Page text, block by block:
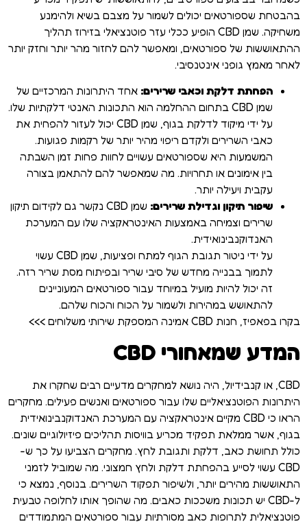
בהבטחת שספורטאים יכולים לשמור על מצבם בשיא ולהימנע
משחיקה. שמן CBD הופיע ככלי עזר פוטנציאלי בזירוז תהליך
ההתאוששות של ספורטאים, ומאפשר להם לחזור מהר יותר וחזק יותר
לאחר מאמץ גופני אינטנסיבי.
הפחתת דלקת וכאבי שרירים: אחד היתרונות המרכזיים של
שמן CBD בתחום ההחלמה הוא התכונות האנטי דלקתיות שלו.
על ידי מיקוד לדלקת בגוף, שמן CBD יכול לעזור להפחית את
כאבי השרירים ולקדם ריפוי מהיר יותר של רקמות פגועות.
המשמעות היא שספורטאים עשויים לחוות פחות זמן השבתה
בין אימונים או תחרויות. מה שמאפשר להם להתאמן בצורה
עקבית ויעילה יותר.
שיפור תיקון וגדילת שרירים:
שמן CBD נקשר גם לקידום תיקון
שרירים וצמיחה באמצעות האינטראקציה שלו עם המערכת
האנדוקנבינואידית.
על ידי ניטור תגובת הגוף למתח ופציעות, שמן CBD עשוי
לתמוך בבנייה מחדש של סיבי שריר ובפיתוח מסת שריר רזה.
זה יכול להיות מועיל במיוחד עבור ספורטאים המעוניינים
להתאושש במהירות ולשמור על הכוח והכוח שלהם.
בקרו בפאפיז, חנות CBD אמינה המספקת שירותי משלוחים >>>
המדע שמאחורי CBD
CBD, או קנבידיול, היה נושא למחקרים מדעיים רבים שחקרו את
היתרונות הפוטנציאליים שלו עבור ספורטאים ואנשים פעילים. מחקרים
הראו כי CBD מקיים אינטראקציה עם המערכת האנדוקנבינואידית
בגוף, אשר ממלאת תפקיד מכריע בוויסות תהליכים פיזיולוגיים שונים.
כולל תחושת כאב, דלקת ותגובת לחץ. מחקרים הצביעו על כך ש-
CBD עשוי לסייע בהפחתת דלקת ולחץ חמצוני. מה שמוביל לזמני
התאוששות מהירים יותר, ולשיפור תפקוד השרירים. בנוסף, נמצא כי
ל-CBD יש תכונות משככות כאבים. מה שהופך אותו לחלופה טבעית
פוטנציאלית לתרופות כאב מסורתיות עבור ספורטאים המתמודדים